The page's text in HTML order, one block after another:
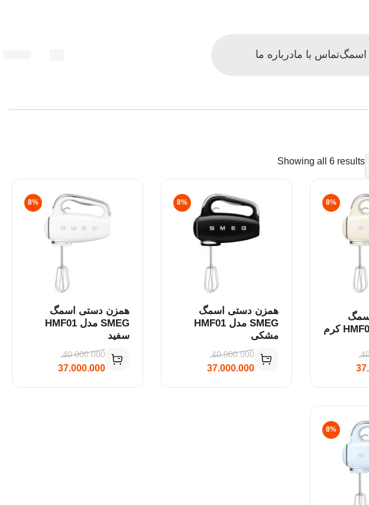
اسمگتماس با مادرباره ما
Showing all 6 results
8%
8%
همزن دستی اسمگ
SMEG مدل HMF01
مشکی
40.000.000
37.000.000
8%
همزن دستی اسمگ
SMEG مدل HMF01
سفید
40.000.000
37.000.000
8%